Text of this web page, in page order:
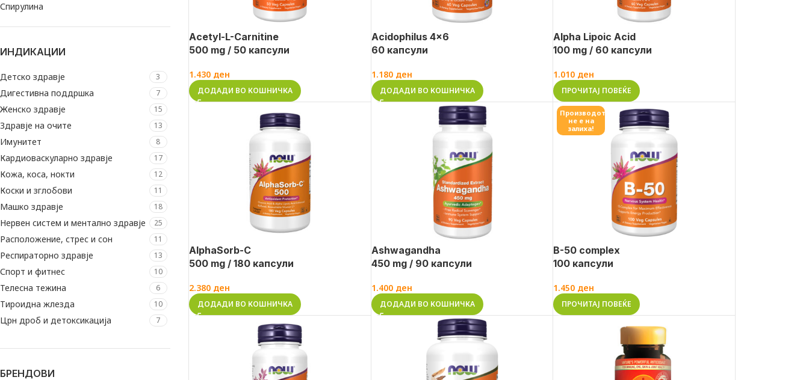
Спирулина
ИНДИКАЦИИ
Детско здравје 3
Дигестивна поддршка 7
Женско здравје 15
Здравје на очите 13
Имунитет 8
Кардиоваскуларно здравје 17
Кожа, коса, нокти 12
Коски и зглобови 11
Машко здравје 18
Нервен систем и ментално здравје 25
Расположение, стрес и сон 11
Респираторно здравје 13
Спорт и фитнес 10
Телесна тежина 6
Тироидна жлезда 10
Црн дроб и детоксикација 7
БРЕНДОВИ
Acetyl-L-Carnitine
500 mg / 50 капсули
1.430 ден
ДОДАДИ ВО КОШНИЧКА
Acidophilus 4×6
60 капсули
1.180 ден
ДОДАДИ ВО КОШНИЧКА
Alpha Lipoic Acid
100 mg / 60 капсули
1.010 ден
ПРОЧИТАЈ ПОВЕЌЕ
AlphaSorb-C
500 mg / 180 капсули
2.380 ден
ДОДАДИ ВО КОШНИЧКА
Ashwagandha
450 mg / 90 капсули
1.400 ден
ДОДАДИ ВО КОШНИЧКА
Производот
не е на
залиха!
B-50 complex
100 капсули
1.450 ден
ПРОЧИТАЈ ПОВЕЌЕ